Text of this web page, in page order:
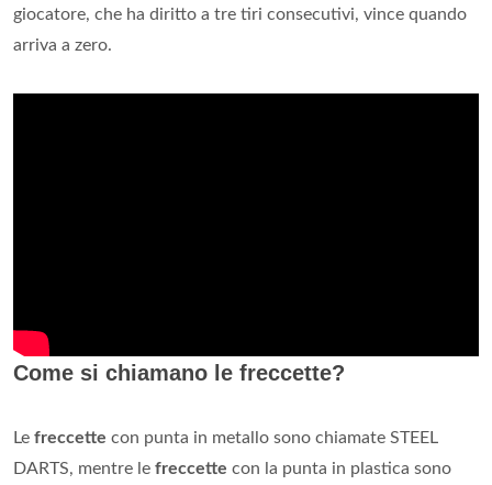
giocatore, che ha diritto a tre tiri consecutivi, vince quando
arriva a zero.
Come si chiamano le freccette?
Le freccette con punta in metallo sono chiamate STEEL
DARTS, mentre le freccette con la punta in plastica sono